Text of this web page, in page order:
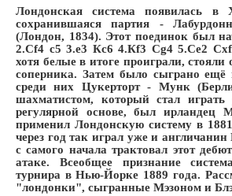
Лондонская система появилась в
сохранившаяся партия -
(Лондон, 1834). Этот поединок был
2.Сf4 c5 3.e3 Кc6 4.Кf3 Сg4 5.Сe2
хотя белые в итоге проиграли,
соперника. Затем было сыграно ещё
среди них Цукерторт - Мунк
шахматистом, который стал играть
регулярной основе, был ирландец
применил Лондонскую систему в
через год так играл уже и
с самого начала трактовал этот
атаке. Всеобщее признание
турнира в Нью-Йорке 1889 года.
"лондонки", сыгранные Мэзоном и